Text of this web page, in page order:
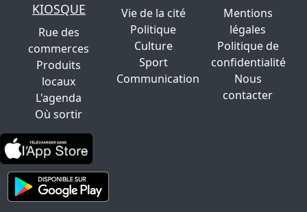
KIOSQUE
Rue des
commerces
Produits
locaux
L'agenda
Où sortir
Vie de la cité
Politique
Culture
Sport
Communication
Mentions
légales
Politique de
confidentialité
Nous
contacter